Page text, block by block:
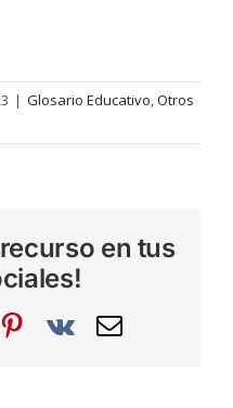
| Glosario Educativo,Otros
en tus
Pinterest
Vk
Correo